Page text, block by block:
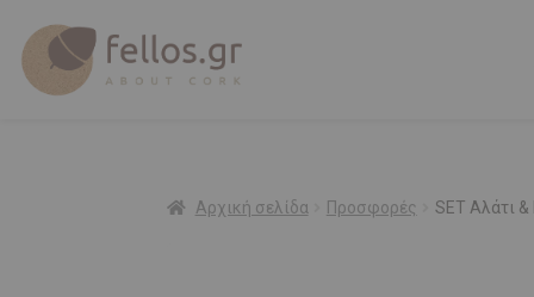
Αρχική σελίδα Προσφορές SET Αλάτι